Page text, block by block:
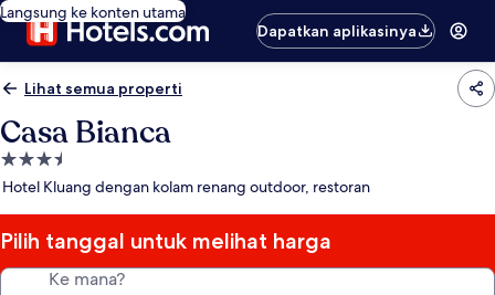
Langsung ke konten utama
Dapatkan aplikasinya
Lihat semua properti
Casa Bianca
Properti
bintang
Hotel Kluang dengan kolam renang outdoor, restoran
Pilih tanggal untuk melihat harga
Ke mana?